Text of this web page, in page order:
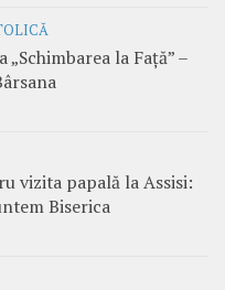
„Schimbarea la Față” –
vizita papală la Assisi:
Biserica